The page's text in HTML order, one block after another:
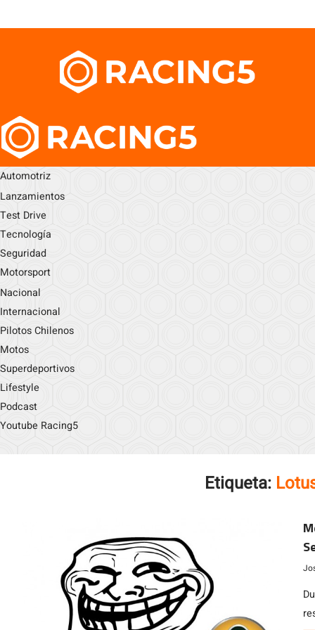
Automotriz
Lanzamientos
Test Drive
Tecnología
Seguridad
Motorsport
Nacional
Internacional
Pilotos Chilenos
Motos
Superdeportivos
Lifestyle
Podcast
Youtube Racing5
Etiqueta: